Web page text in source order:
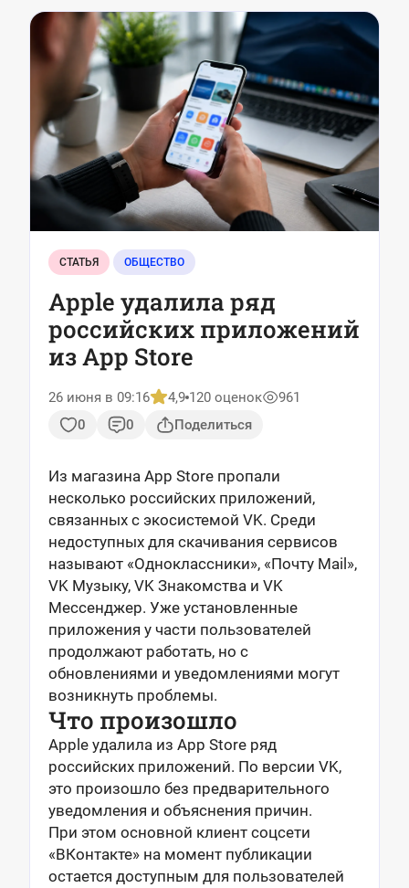
СТАТЬЯ ОБЩЕСТВО
Apple удалила ряд
российских приложений
из App Store
26 июня в 09:16 4,9 120 оценок
961
0
0 Поделиться
Из магазина App Store пропали
несколько российских приложений,
связанных с экосистемой VK. Среди
недоступных для скачивания сервисов
называют «Одноклассники», «Почту Mail»,
VK Музыку, VK Знакомства и VK
Мессенджер. Уже установленные
приложения у части пользователей
продолжают работать, но с
обновлениями и уведомлениями могут
возникнуть проблемы.
Что произошло
Apple удалила из App Store ряд
российских приложений. По версии VK,
это произошло без предварительного
уведомления и объяснения причин.
При этом основной клиент соцсети
«ВКонтакте» на момент публикации
остается доступным для пользователей